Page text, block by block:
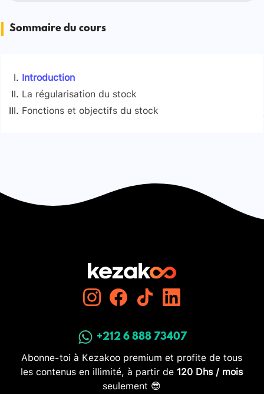
Sommaire du cours
Introduction
La régularisation du stock
Définition
Fonctions et objectifs du stock
+212 6 888 73407
Abonne-toi à Kezakoo premium et profite de tous
les contenus en illimité, à partir de 120 Dhs / mois
seulement 😎